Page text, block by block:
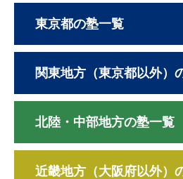
東京都の塾一覧
関東地方（東京都以外）
北陸・中部地方の塾一覧
近畿地方（大阪府以外）